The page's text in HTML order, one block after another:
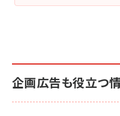
企画広告も役立つ情